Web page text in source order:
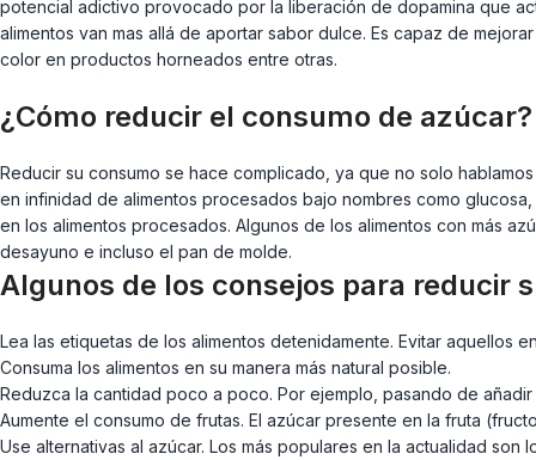
potencial adictivo provocado por la liberación de dopamina que
alimentos van mas allá de aportar sabor dulce. Es capaz de
color en productos horneados entre otras.
¿Cómo reducir el consumo de azúcar?
Reducir su consumo se hace complicado, ya que no solo
en infinidad de alimentos procesados bajo nombres como
en los alimentos procesados. Algunos de los alimentos con más
desayuno e incluso el pan de molde.
Algunos de los consejos para reducir
Lea las etiquetas de los alimentos detenidamente. Evitar aquellos
Consuma los alimentos en su manera más natural posible.
Reduzca la cantidad poco a poco. Por ejemplo, pasando de
Aumente el consumo de frutas. El azúcar presente en la fruta
Use alternativas al azúcar. Los más populares en la actualidad